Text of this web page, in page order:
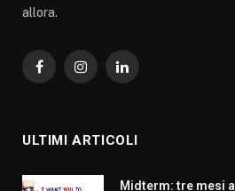
allora.
FacebookInstagramLinkedIn
ULTIMI ARTICOLI
Midterm: tre mesi